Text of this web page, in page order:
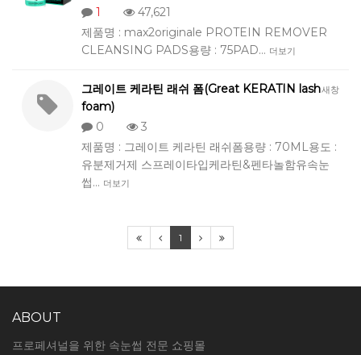
1
47,621
제품명 : max2originale PROTEIN REMOVER
CLEANSING PADS용량 : 75PAD… 더보기
새창
그레이트 케라틴 래쉬 폼(Great KERATIN lash
foam)
0
3
제품명 : 그레이트 케라틴 래쉬폼용량 : 70ML용도 :
유분제거제 스프레이타입케라틴&펜타놀함유속눈
썹… 더보기
1
ABOUT
프로페셔널을 위한 속눈썹 전문 쇼핑몰